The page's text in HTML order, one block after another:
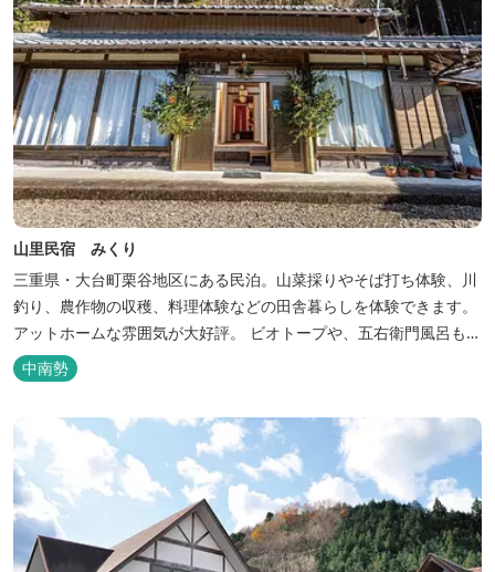
山里民宿 みくり
三重県・大台町栗谷地区にある民泊。山菜採りやそば打ち体験、川
釣り、農作物の収穫、料理体験などの田舎暮らしを体験できます。
アットホームな雰囲気が大好評。 ビオトープや、五右衛門風呂も楽
しめます。6月はホタル観賞が人気。 夜になると周囲は真っ暗。都
会には無い闇の中を飛び交うヒメホタル・ヘイケボタルを観賞した
り、星空を眺めたり・・・ 初夏の早朝には「アカショウビン」の美
しい声を聞く事ができた...
中南勢